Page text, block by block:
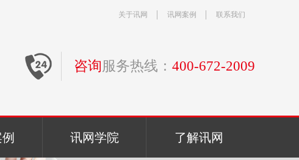
关于讯网 讯网案例 联系我们
咨询服务热线： 400-672-2009
讯网学院 了解讯网